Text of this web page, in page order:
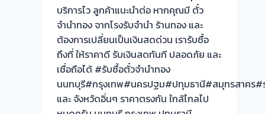
ตั๋ว
ฟรี
สาย4
กระ
ทุ่ม
นครปฐม
ครับ⭐
บริการไว ลูกค้าแนะนำต่อ หากคุณมี ตั๋ว
จำนำทอง จากโรงรับจำนำ ร้านทอง และ
ต้องการเปลี่ยนเป็นเงินสดด่วน เรารับซื้อ
ถึงที่ ให้ราคาดี รับเงินสดทันที ปลอดภัย และ
เชื่อถือได้ #รับซื้อตั๋วจำนำทอง
นนทบุรี#กรุงเทพ#นครปฐม#ปทุมธานี#สมุทรสาคร#
และ จังหวัดอิ่นๆ ราคาตรงกัน ใกล้ไกลไป